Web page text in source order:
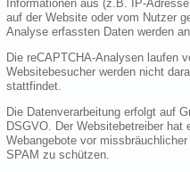
Informationen aus (z.B. IP-
auf der Website oder vom Nutzer
Analyse erfassten Daten werden
Die reCAPTCHA-Analysen laufen
Websitebesucher werden nicht
stattfindet.
Die Datenverarbeitung erfolgt auf
DSGVO. Der Websitebetreiber
Webangebote vor
SPAM zu schützen.